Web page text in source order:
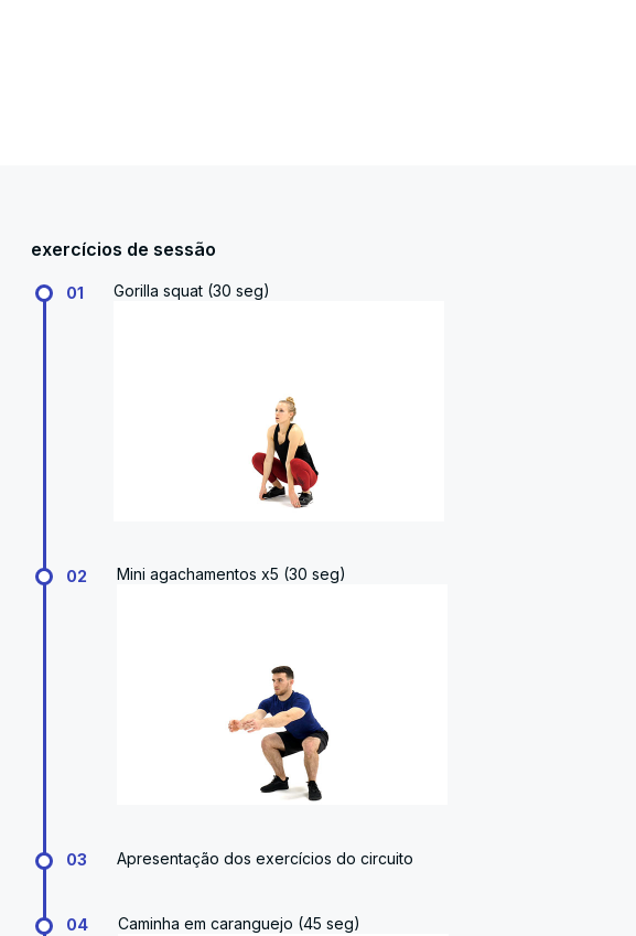
exercícios de sessão
01 Gorilla squat (30 seg)
02 Mini agachamentos x5 (30 seg)
03 Apresentação dos exercícios do circuito
04 Caminha em caranguejo (45 seg)